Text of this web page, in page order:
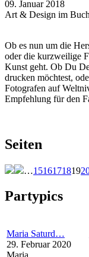
09. Januar 2018
Art & Design im
Ob es nun um die
oder die kurzweilige
Kunst geht. Ob Du
drucken möchtest,
Fotografen auf
Empfehlung für den
Seiten
…1516171819
Partypics
Maria Saturd…
29. Februar 2020
Maria